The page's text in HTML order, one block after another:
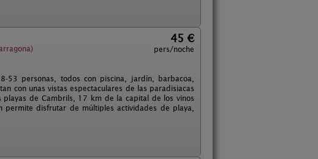
45 €
pers/noche
53 personas, todos con piscina, jardín, barbacoa,
con unas vistas espectaculares de las paradisiacas
de Cambrils, 17 km de la capital de los vinos
disfrutar de múltiples actividades de playa,